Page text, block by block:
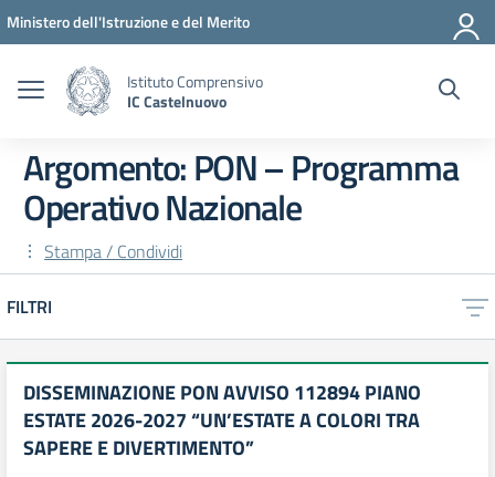
Vai ai contenuti
Vai al menu di navigazione
Vai al footer
Ministero dell'Istruzione e del Merito
Istituto Comprensivo
IC Castelnuovo
Argomento: PON – Programma
Operativo Nazionale
Stampa / Condividi
FILTRI
DISSEMINAZIONE PON AVVISO 112894 PIANO
ESTATE 2026-2027 “UN’ESTATE A COLORI TRA
SAPERE E DIVERTIMENTO”